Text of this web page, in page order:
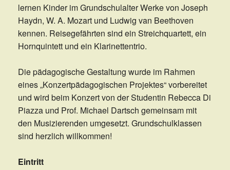
lernen Kinder im Grundschulalter Werke von Joseph
Haydn, W. A. Mozart und Ludwig van Beethoven
kennen. Reisegefährten sind ein Streichquartett, ein
Hornquintett und ein Klarinettentrio.
Die pädagogische Gestaltung wurde im Rahmen
eines „Konzertpädagogischen Projektes“ vorbereitet
und wird beim Konzert von der Studentin Rebecca Di
Piazza und Prof. Michael Dartsch gemeinsam mit
den Musizierenden umgesetzt. Grundschulklassen
sind herzlich willkommen!
Eintritt